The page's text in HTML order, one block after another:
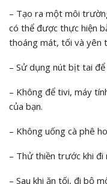
– Tạo ra một môi
có thể được thực hiện
thoáng mát, tối và yên
– Sử dụng nút bịt tai
– Không để tivi, máy
của bạn.
– Không uống cà phê
– Thử thiền trước khi đi
– Sau khi ăn tối, đi bộ